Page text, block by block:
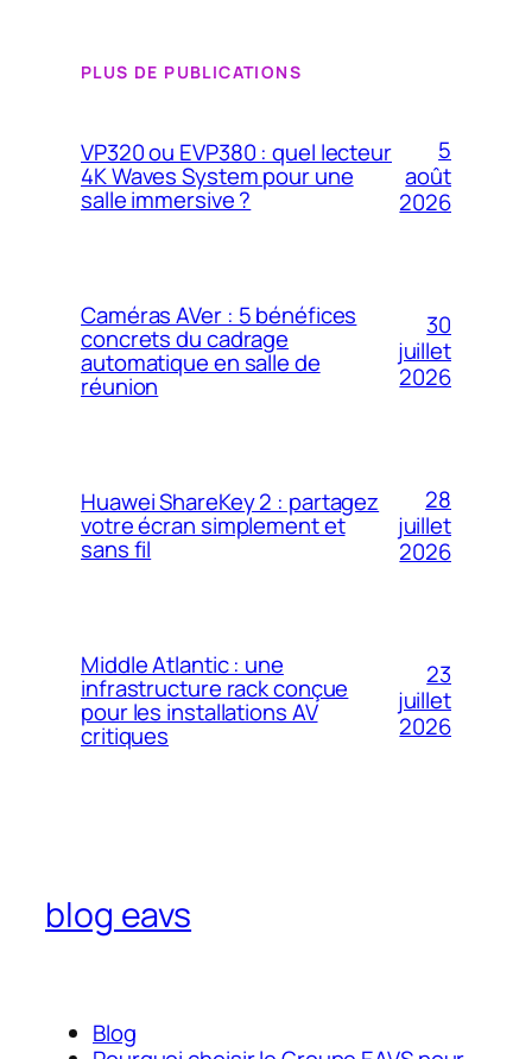
PLUS DE PUBLICATIONS
VP320 ou EVP380 : quel lecteur
4K Waves System pour une
salle immersive ?
5
août
2026
Caméras AVer : 5 bénéfices
concrets du cadrage
automatique en salle de
réunion
30
juillet
2026
Huawei ShareKey 2 : partagez
votre écran simplement et
sans fil
28
juillet
2026
Middle Atlantic : une
infrastructure rack conçue
pour les installations AV
critiques
23
juillet
2026
blog eavs
Blog